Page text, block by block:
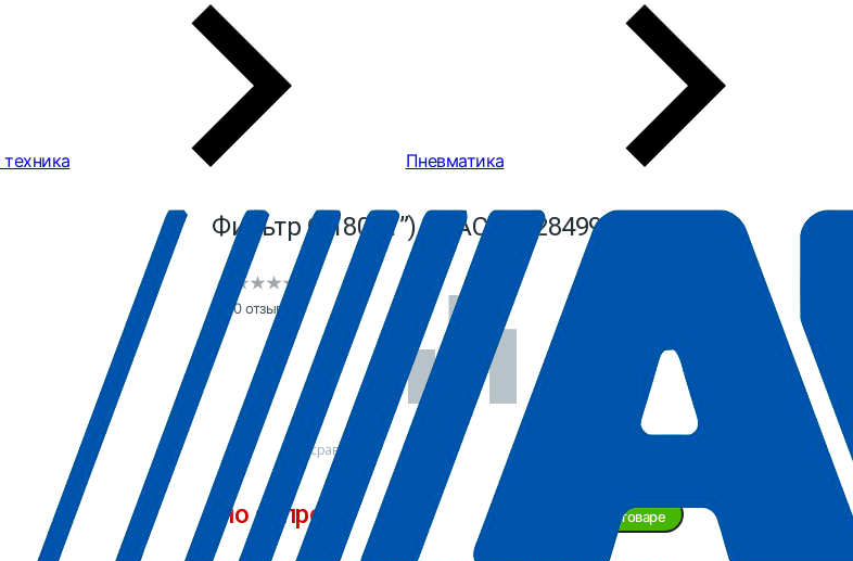
Пневматика
Фильтр G 180 (1”) ABAC 8102849992
0 отзывов
В сравнение
по запросу Задать вопрос о товаре